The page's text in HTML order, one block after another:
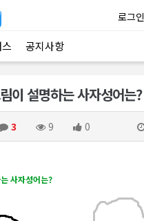
로그인
공지사항
이 설명하는 사자성어는?
3 9 0
사자성어는?